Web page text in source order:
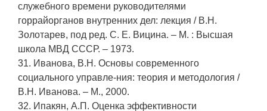
служебного времени руководителями
горрайорганов внутренних дел: лекция / В.Н.
Золотарев, под ред. С. Е. Вицина. – М. : Высшая
школа МВД СССР. – 1973.
31. Иванова, В.Н. Основы современного
социального управле-ния: теория и методология /
В.Н. Иванова. – М., 2000.
32. Ипакян, А.П. Оценка эффективности